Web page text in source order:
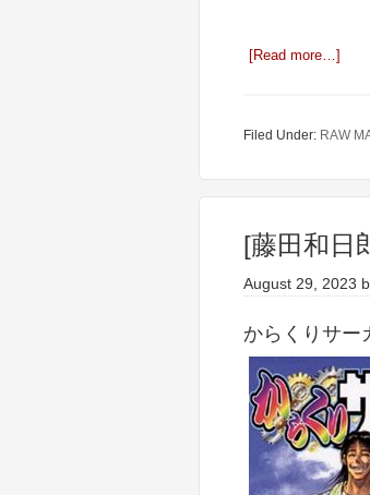
[Read more…]
Filed Under: RAW
[藤田和日
August 29, 2023
からくりサー